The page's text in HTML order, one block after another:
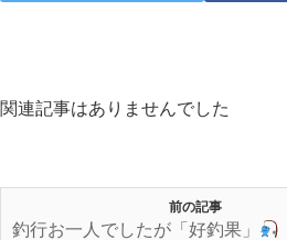
関連記事はありませんでした
前の記事
釣行お一人でしたが「好釣果」